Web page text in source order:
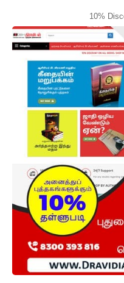
10%